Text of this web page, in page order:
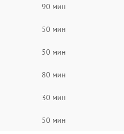
90 мин
50 мин
50 мин
80 мин
30 мин
50 мин